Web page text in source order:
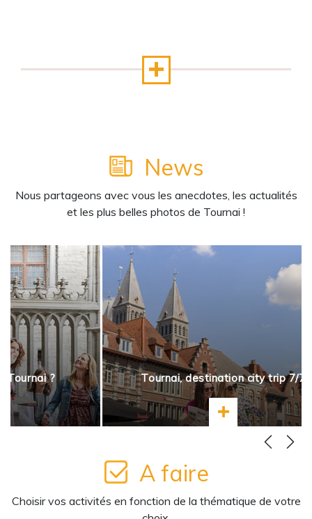
News
Nous partageons avec vous les anecdotes, les actualités
et les plus belles photos de Tournai !
Tournai ?
plus
Tournai, destination city trip 7/7
En savoir plus
A faire
Choisir vos activités en fonction de la thématique de votre